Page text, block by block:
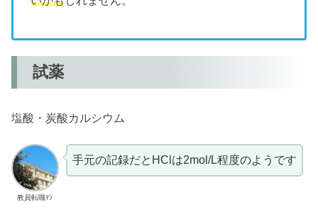
試薬
塩酸・炭酸カルシウム
教員転職ﾏﾝ
手元の記録だとHClは2mol/L程度のようです